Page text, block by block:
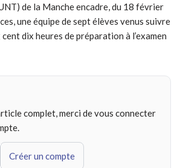
de la Manche encadre, du 18 février
une équipe de sept élèves venus suivre
dix heures de préparation à l’examen
complet, merci de vous connecter
Créer un compte